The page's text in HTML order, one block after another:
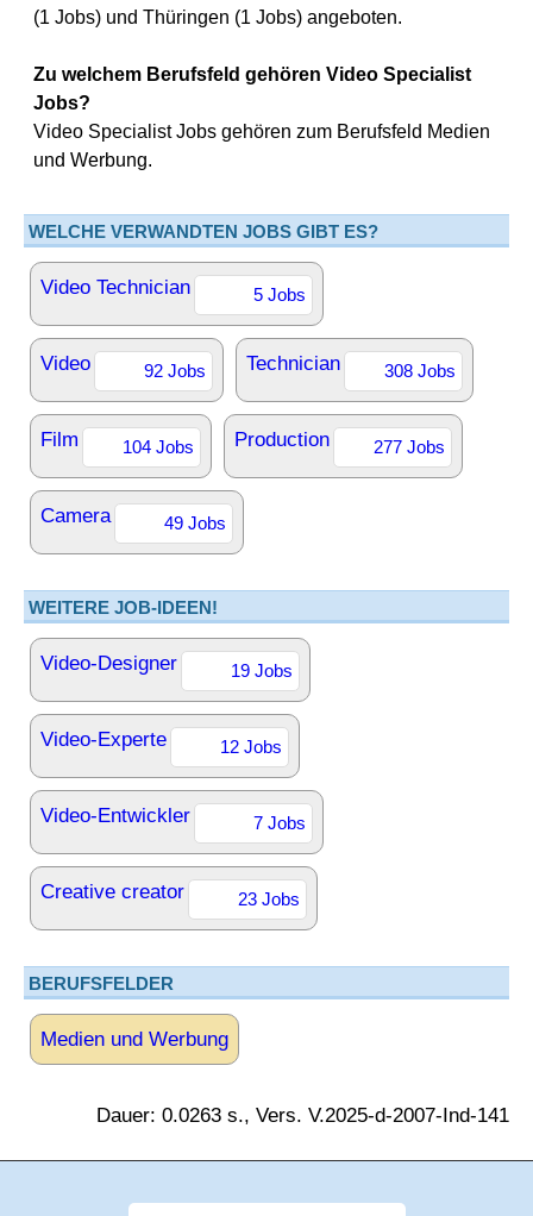
(1 Jobs) und Thüringen (1 Jobs) angeboten.
Zu welchem Berufsfeld gehören Video Specialist
Jobs?
Video Specialist Jobs gehören zum Berufsfeld Medien
und Werbung.
WELCHE VERWANDTEN JOBS GIBT ES?
Video Technician 5 Jobs
Video 92 Jobs Technician 308 Jobs
Film 104 Jobs Production 277 Jobs
Camera 49 Jobs
WEITERE JOB-IDEEN!
Video-Designer 19 Jobs
Video-Experte 12 Jobs
Video-Entwickler 7 Jobs
Creative creator 23 Jobs
BERUFSFELDER
Medien und Werbung
Dauer: 0.0263 s., Vers. V.2025-d-2007-Ind-141